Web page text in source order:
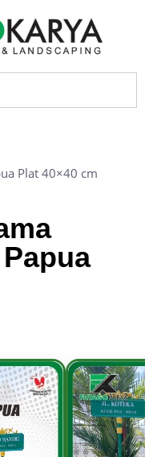
Plat 40×40 cm